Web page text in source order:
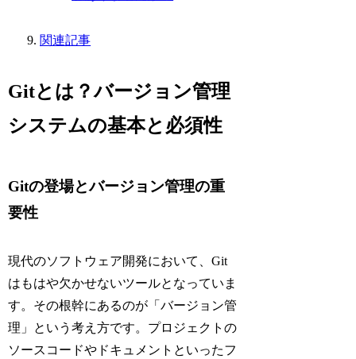
関連記事
Gitとは？バージョン管理
システムの基本と必須性
Gitの登場とバージョン管理の重
要性
現代のソフトウェア開発において、Git
はもはや欠かせないツールとなっていま
す。その根幹にあるのが「バージョン管
理」という考え方です。プロジェクトの
ソースコードやドキュメントといったフ